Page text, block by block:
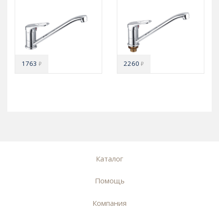
1763₽ 2260₽
Каталог
Помощь
Компания